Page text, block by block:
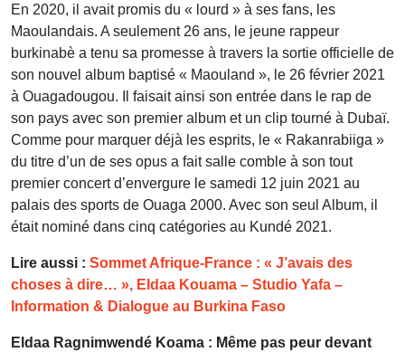
En 2020, il avait promis du « lourd » à ses fans, les
Maoulandais. A seulement 26 ans, le jeune rappeur
burkinabè a tenu sa promesse à travers la sortie officielle de
son nouvel album baptisé « Maouland », le 26 février 2021
à Ouagadougou. Il faisait ainsi son entrée dans le rap de
son pays avec son premier album et un clip tourné à Dubaï.
Comme pour marquer déjà les esprits, le « Rakanrabiiga »
du titre d’un de ses opus a fait salle comble à son tout
premier concert d’envergure le samedi 12 juin 2021 au
palais des sports de Ouaga 2000. Avec son seul Album, il
était nominé dans cinq catégories au Kundé 2021.
Lire aussi : Sommet Afrique-France : « J’avais des
choses à dire… », Eldaa Kouama – Studio Yafa –
Information & Dialogue au Burkina Faso
Eldaa Ragnimwendé Koama : Même pas peur devant